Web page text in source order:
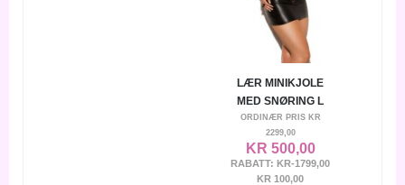
LÆR MINIKJOLE
MED SNØRING L
ORDINÆR PRIS KR
2299,00
KR 500,00
RABATT: KR-1799,00
KR 100,00